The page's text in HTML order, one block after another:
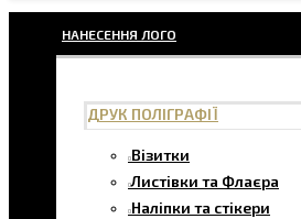
НАНЕСЕННЯ ЛОГО
ДРУК ПОЛІГРАФІЇ
Візитки
Листівки та Флаєра
Наліпки та стікери